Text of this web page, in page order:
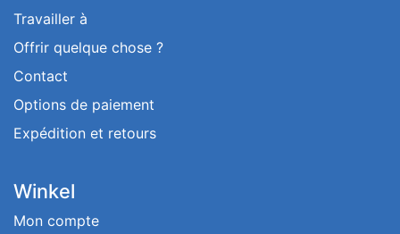
Travailler à
Offrir quelque chose ?
Contact
Options de paiement
Expédition et retours
Winkel
Mon compte